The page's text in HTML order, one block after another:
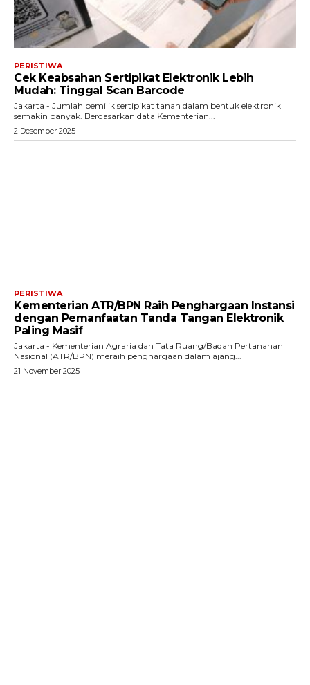
PERISTIWA
Cek Keabsahan Sertipikat Elektronik Lebih
Mudah: Tinggal Scan Barcode
Jakarta - Jumlah pemilik sertipikat tanah dalam bentuk elektronik
semakin banyak. Berdasarkan data Kementerian...
2 Desember 2025
PERISTIWA
Kementerian ATR/BPN Raih Penghargaan Instansi
dengan Pemanfaatan Tanda Tangan Elektronik
Paling Masif
Jakarta - Kementerian Agraria dan Tata Ruang/Badan Pertanahan
Nasional (ATR/BPN) meraih penghargaan dalam ajang...
21 November 2025